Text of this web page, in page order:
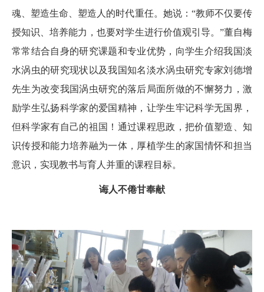
魂、塑造生命、塑造人的时代重任。她说：“教师不仅要传
授知识、培养能力，也要对学生进行价值观引导。”董自梅
常常结合自身的研究课题和专业优势，向学生介绍我国淡
水涡虫的研究现状以及我国知名淡水涡虫研究专家刘德增
先生为改变我国涡虫研究的落后局面所做的不懈努力，激
励学生弘扬科学家的爱国精神，让学生牢记科学无国界，
但科学家有自己的祖国！通过课程思政，把价值塑造、知
识传授和能力培养融为一体，厚植学生的家国情怀和担当
意识，实现教书与育人并重的课程目标。
诲人不倦甘奉献